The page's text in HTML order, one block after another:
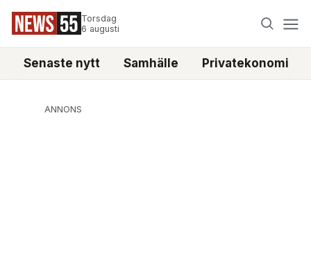
Torsdag
6 augusti
Senaste nytt Samhälle Privatekonomi
ANNONS